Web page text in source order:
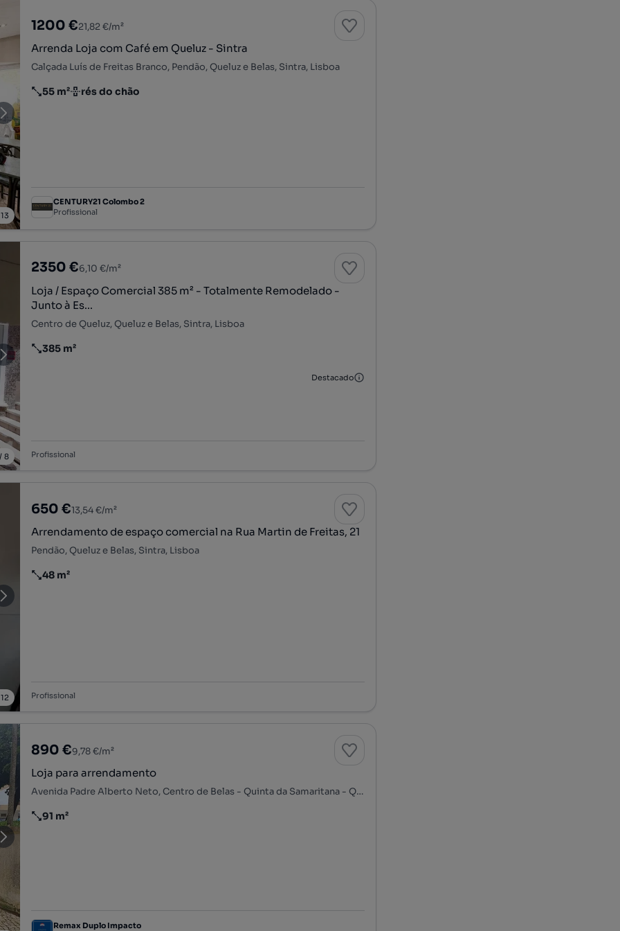
13
1200 €21,82 €/m²
Arrenda Loja com Café em Queluz - Sintra
Calçada Luís de Freitas Branco, Pendão, Queluz e Belas, Sintra, Lisboa
Preço por metro quadrado
55 m²
Andar rés do chão
CENTURY21 Colombo 2
Profissional
8
2350 €6,10 €/m²
Loja / Espaço Comercial 385 m² - Totalmente Remodelado -
Junto à Es...
Centro de Queluz, Queluz e Belas, Sintra, Lisboa
Preço por metro quadrado
385 m²
Destacado
Profissional
12
650 €13,54 €/m²
Arrendamento de espaço comercial na Rua Martin de Freitas, 21
Pendão, Queluz e Belas, Sintra, Lisboa
Preço por metro quadrado
48 m²
Profissional
890 €9,78 €/m²
Loja para arrendamento
Avenida Padre Alberto Neto, Centro de Belas - Quinta da Samaritana - Quinta da Fonteireira, Queluz e Belas, Sintra, Lisboa
Preço por metro quadrado
91 m²
Remax Duplo Impacto